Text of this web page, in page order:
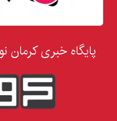
پایگاه خبری کرمان نو